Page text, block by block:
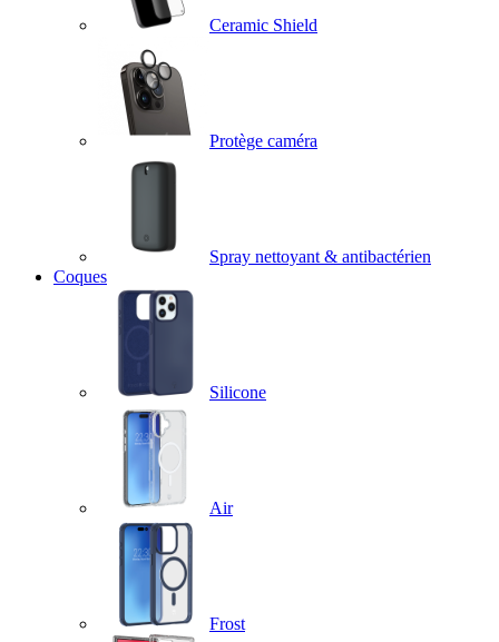
Ceramic Shield
Protège caméra
Spray nettoyant & antibactérien
Coques
Silicone
Air
Frost